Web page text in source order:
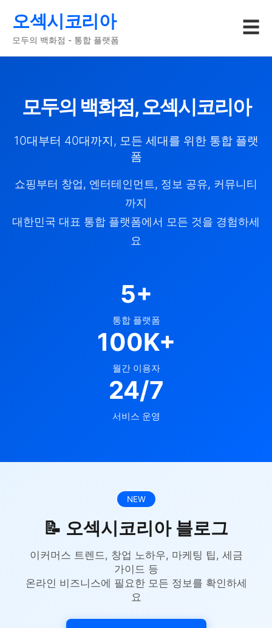
오섹시코리아
모두의 백화점 - 통합 플랫폼
☰
모두의 백화점, 오섹시코리아
10대부터 40대까지, 모든 세대를 위한 통합 플랫
폼
쇼핑부터 창업, 엔터테인먼트, 정보 공유, 커뮤니티
까지
대한민국 대표 통합 플랫폼에서 모든 것을 경험하세
요
5+
통합 플랫폼
100K+
월간 이용자
24/7
서비스 운영
NEW
📝 오섹시코리아 블로그
이커머스 트렌드, 창업 노하우, 마케팅 팁, 세금
가이드 등
온라인 비즈니스에 필요한 모든 정보를 확인하세
요